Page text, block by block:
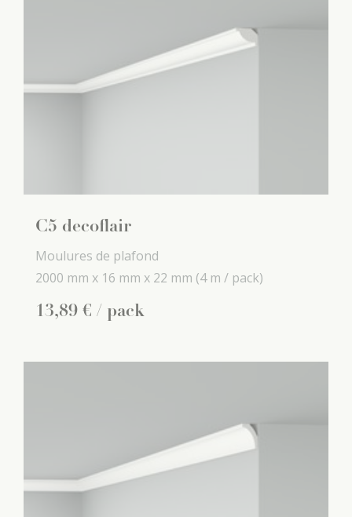
C5 decoflair
Moulures de plafond
2000 mm x 16 mm x 22 mm (4 m / pack)
13,89 € / pack